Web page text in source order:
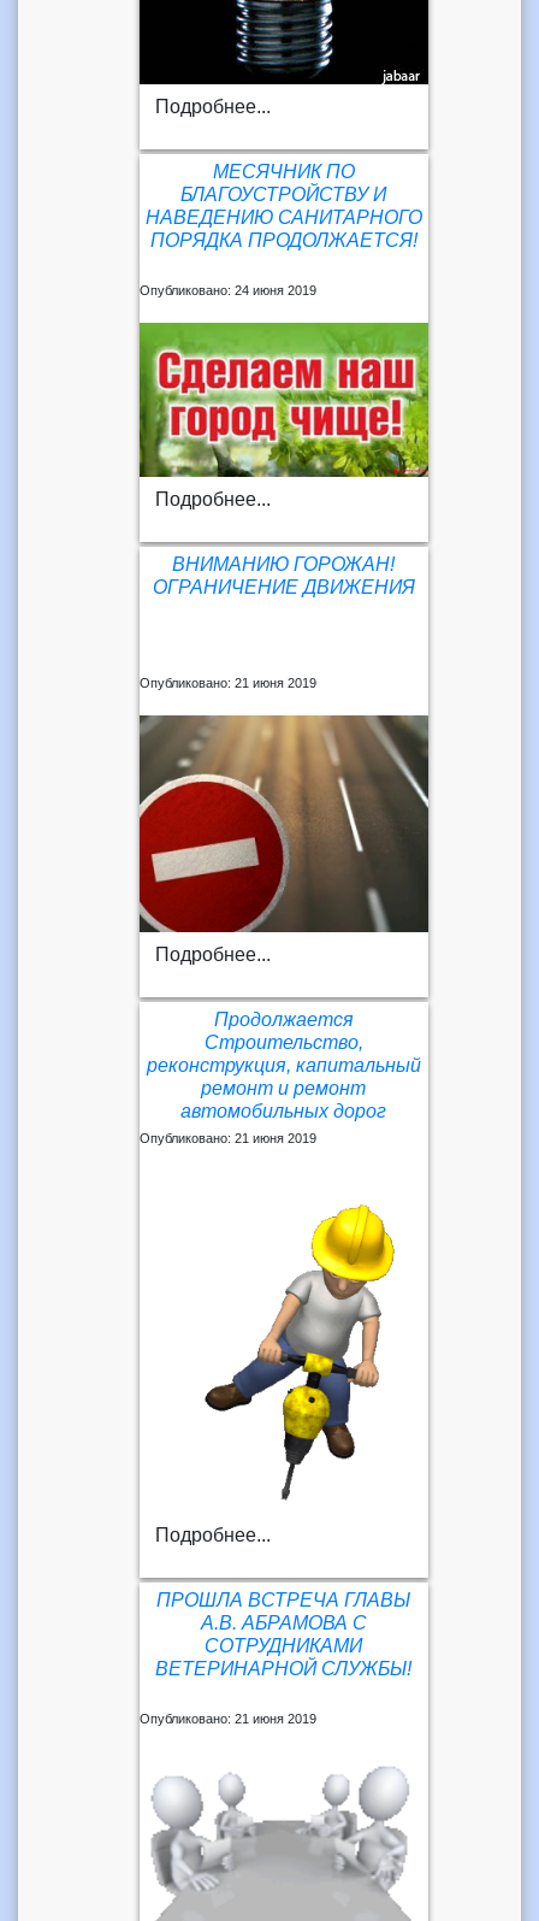
Подробнее...
МЕСЯЧНИК ПО
БЛАГОУСТРОЙСТВУ И
НАВЕДЕНИЮ САНИТАРНОГО
ПОРЯДКА ПРОДОЛЖАЕТСЯ!
Опубликовано: 24 июня 2019
Подробнее...
ВНИМАНИЮ ГОРОЖАН!
ОГРАНИЧЕНИЕ ДВИЖЕНИЯ
Опубликовано: 21 июня 2019
Подробнее...
Продолжается
Строительство,
реконструкция, капитальный
ремонт и ремонт
автомобильных дорог
Опубликовано: 21 июня 2019
Подробнее...
ПРОШЛА ВСТРЕЧА ГЛАВЫ
А.В. АБРАМОВА С
СОТРУДНИКАМИ
ВЕТЕРИНАРНОЙ СЛУЖБЫ!
Опубликовано: 21 июня 2019